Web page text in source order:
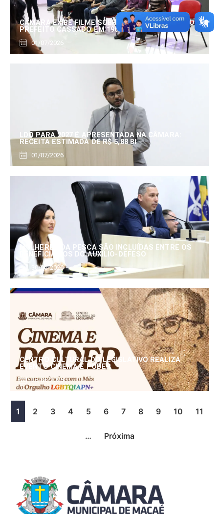
CÂMARA EXIBE FILME SOBRE EDUARDO SERRANO,
PREFEITO CASSADO EM 1960
01/07/2026
LDO PARA 2027 É APRESENTADA NA CÂMARA:
RECEITA ESTIMADA DE R$ 5,88 BI
01/07/2026
MULHERES DA PESCA SÃO INCLUÍDAS ENTRE OS
BENEFICIÁRIOS DO AUXÍLIO-DEFESO
30/06/2026
CENTRO CULTURAL DO LEGISLATIVO REALIZA
EVENTO CINEMA E PODER
25/06/2026
1 2 3 4 5 6 7 8 9 10 11
… Próxima